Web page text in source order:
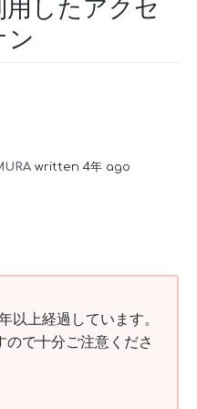
用したアクセ
ン
written 4年 ago
以上経過しています。
で十分ご注意くださ